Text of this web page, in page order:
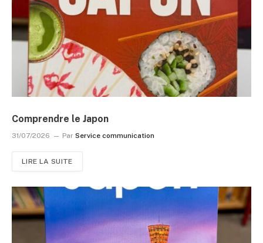
Comprendre le Japon
31/07/2026 Par Service communication
LIRE LA SUITE